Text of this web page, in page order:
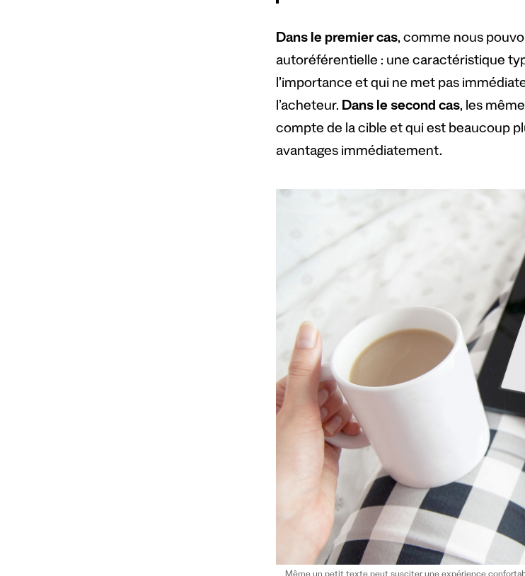
Dans le premier cas, comme nous
autoréférentielle : une caractéristique
l’importance et qui ne met pas
l’acheteur. Dans le second cas, les
compte de la cible et qui est beaucoup
avantages immédiatement.